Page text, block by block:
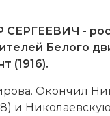
-
Бе­ло­го
(1916).
. Окон­чил
и